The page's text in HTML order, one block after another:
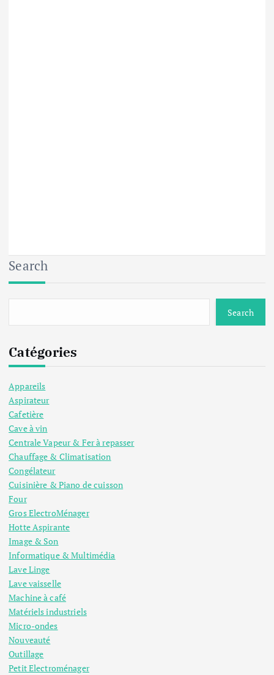
Search
Search
Catégories
Appareils
Aspirateur
Cafetière
Cave à vin
Centrale Vapeur & Fer à repasser
Chauffage & Climatisation
Congélateur
Cuisinière & Piano de cuisson
Four
Gros ElectroMénager
Hotte Aspirante
Image & Son
Informatique & Multimédia
Lave Linge
Lave vaisselle
Machine à café
Matériels industriels
Micro-ondes
Nouveauté
Outillage
Petit Electroménager